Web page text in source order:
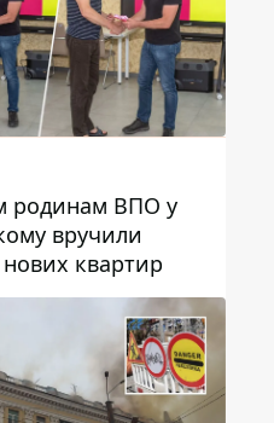
родинам ВПО у
вручили
нових квартир